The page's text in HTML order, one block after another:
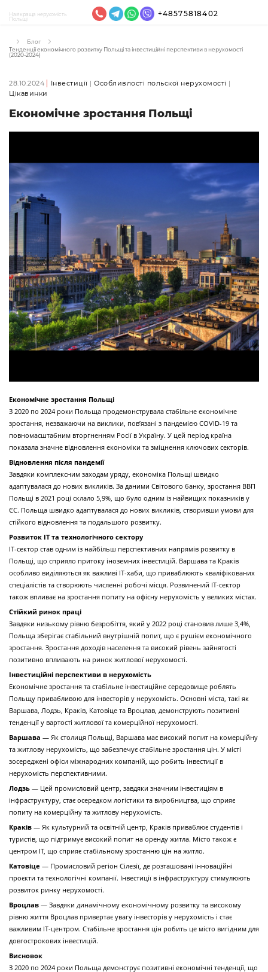
Найкраща нерухомість
Польщі
+48575818402
Блог
Тенденції економічного розвитку Польщі та інвестиційні перспективи в нерухомості
(2020-2024)
28.10.2024 Інвестиції
Особливлості польскої нерухомості
Цікавинки
Економічне зростання Польщі
Економічне зростання Польщі
З 2020 по 2024 роки Польща продемонструвала стабільне економічне
зростання, незважаючи на виклики, пов’язані з пандемією COVID-19 та
повномасштабним вторгненням Росії в Україну. У цей період країна
показала значне відновлення економіки та зміцнення ключових секторів.
Відновлення після пандемії
Завдяки комплексним заходам уряду, економіка Польщі швидко
адаптувалася до нових викликів. За даними Світового банку, зростання ВВП
Польщі в 2021 році склало 5,9%, що було одним із найвищих показників у
ЄС. Польща швидко адаптувалася до нових викликів, створивши умови для
стійкого відновлення та подальшого розвитку.
Розвиток ІТ та технологічного сектору
ІТ-сектор став одним із найбільш перспективних напрямів розвитку в
Польщі, що сприяло притоку іноземних інвестицій. Варшава та Краків
особливо виділяються як важливі ІТ-хаби, що приваблюють кваліфікованих
спеціалістів та створюють численні робочі місця. Розвинений ІТ-сектор
також впливає на зростання попиту на офісну нерухомість у великих містах.
Стійкий ринок праці
Завдяки низькому рівню безробіття, який у 2022 році становив лише 3,4%,
Польща зберігає стабільний внутрішній попит, що є рушієм економічного
зростання. Зростання доходів населення та високий рівень зайнятості
позитивно впливають на ринок житлової нерухомості.
Інвестиційні перспективи в нерухомість
Економічне зростання та стабільне інвестиційне середовище роблять
Польщу привабливою для інвесторів у нерухомість. Основні міста, такі як
Варшава, Лодзь, Краків, Катовіце та Вроцлав, демонструють позитивні
тенденції у вартості житлової та комерційної нерухомості.
Варшава — Як столиця Польщі, Варшава має високий попит на комерційну
та житлову нерухомість, що забезпечує стабільне зростання цін. У місті
зосереджені офіси міжнародних компаній, що робить інвестиції в
нерухомість перспективними.
Лодзь — Цей промисловий центр, завдяки значним інвестиціям в
інфраструктуру, стає осередком логістики та виробництва, що сприяє
попиту на комерційну та житлову нерухомість.
Краків — Як культурний та освітній центр, Краків приваблює студентів і
туристів, що підтримує високий попит на оренду житла. Місто також є
центром ІТ, що сприяє стабільному зростанню цін на житло.
Катовіце — Промисловий регіон Сілезії, де розташовані інноваційні
проєкти та технологічні компанії. Інвестиції в інфраструктуру стимулюють
розвиток ринку нерухомості.
Вроцлав — Завдяки динамічному економічному розвитку та високому
рівню життя Вроцлав привертає увагу інвесторів у нерухомість і стає
важливим ІТ-центром. Стабільне зростання цін робить це місто вигідним для
довгострокових інвестицій.
Висновок
З 2020 по 2024 роки Польща демонструє позитивні економічні тенденції, що